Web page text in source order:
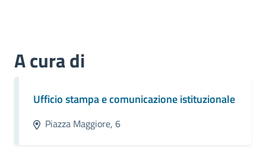
A cura di
Ufficio stampa e comunicazione istituzionale
Piazza Maggiore, 6